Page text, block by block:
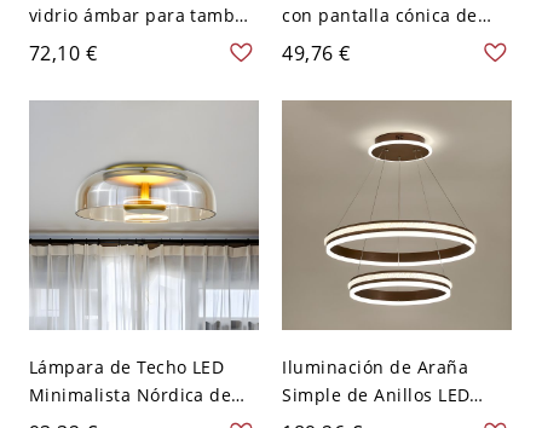
vidrio ámbar para tambor
de almacén con montaje
empotrado de 1 cabeza
para pasillo en negro
72,10 €
con pantalla cónica de
metal retro de 1 luz para
el techo de la sala de
estar en marrón
49,76 €
Lámpara de Techo LED
Minimalista Nórdica de
Vidrio - Ámbar 110 A 120
Iluminación de Araña
Simple de Anillos LED
Lámpara Pendiente